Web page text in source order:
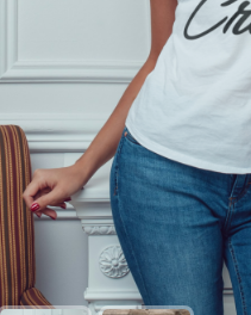
szabott sporttáska
szabott hátizsákok